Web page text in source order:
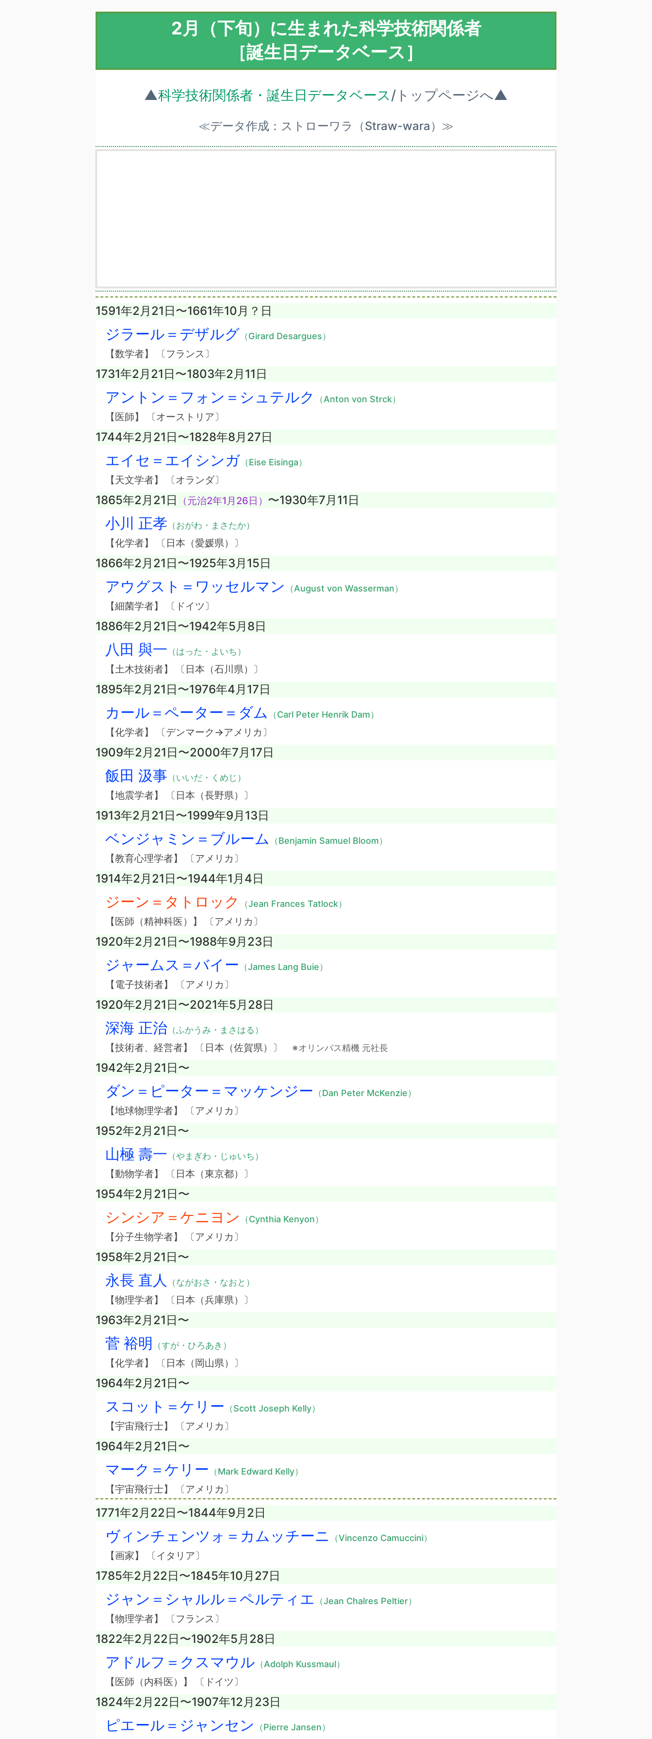
2月（下旬）に生まれた科学技術関係者
［誕生日データベース］
▲科学技術関係者・誕生日データベース/トップページへ▲
≪データ作成：ストローワラ（Straw-wara）≫
1591年2月21日〜1661年10月？日
ジラール＝デザルグ （Girard Desargues）
【数学者】 〔フランス〕
1731年2月21日〜1803年2月11日
アントン＝フォン＝シュテルク （Anton von Strck）
【医師】 〔オーストリア〕
1744年2月21日〜1828年8月27日
エイセ＝エイシンガ （Eise Eisinga）
【天文学者】 〔オランダ〕
1865年2月21日 （元治2年1月26日） 〜1930年7月11日
小川 正孝 （おがわ・まさたか）
【化学者】 〔日本（愛媛県）〕
1866年2月21日〜1925年3月15日
アウグスト＝ワッセルマン （August von Wasserman）
【細菌学者】 〔ドイツ〕
1886年2月21日〜1942年5月8日
八田 與一 （はった・よいち）
【土木技術者】 〔日本（石川県）〕
1895年2月21日〜1976年4月17日
カール＝ペーター＝ダム （Carl Peter Henrik Dam）
【化学者】 〔デンマーク→アメリカ〕
1909年2月21日〜2000年7月17日
飯田 汲事 （いいだ・くめじ）
【地震学者】 〔日本（長野県）〕
1913年2月21日〜1999年9月13日
ベンジャミン＝ブルーム （Benjamin Samuel Bloom）
【教育心理学者】 〔アメリカ〕
1914年2月21日〜1944年1月4日
ジーン＝タトロック （Jean Frances Tatlock）
【医師（精神科医）】 〔アメリカ〕
1920年2月21日〜1988年9月23日
ジャームス＝バイー （James Lang Buie）
【電子技術者】 〔アメリカ〕
1920年2月21日〜2021年5月28日
深海 正治 （ふかうみ・まさはる）
【技術者、経営者】 〔日本（佐賀県）〕 ※オリンパス精機 元社長
1942年2月21日〜
ダン＝ピーター＝マッケンジー （Dan Peter McKenzie）
【地球物理学者】 〔アメリカ〕
1952年2月21日〜
山極 壽一 （やまぎわ・じゅいち）
【動物学者】 〔日本（東京都）〕
1954年2月21日〜
シンシア＝ケニヨン （Cynthia Kenyon）
【分子生物学者】 〔アメリカ〕
1958年2月21日〜
永長 直人 （ながおさ・なおと）
【物理学者】 〔日本（兵庫県）〕
1963年2月21日〜
菅 裕明 （すが・ひろあき）
【化学者】 〔日本（岡山県）〕
1964年2月21日〜
スコット＝ケリー （Scott Joseph Kelly）
【宇宙飛行士】 〔アメリカ〕
1964年2月21日〜
マーク＝ケリー （Mark Edward Kelly）
【宇宙飛行士】 〔アメリカ〕
1771年2月22日〜1844年9月2日
ヴィンチェンツォ＝カムッチーニ （Vincenzo Camuccini）
【画家】 〔イタリア〕
1785年2月22日〜1845年10月27日
ジャン＝シャルル＝ペルティエ （Jean Chalres Peltier）
【物理学者】 〔フランス〕
1822年2月22日〜1902年5月28日
アドルフ＝クスマウル （Adolph Kussmaul）
【医師（内科医）】 〔ドイツ〕
1824年2月22日〜1907年12月23日
ピエール＝ジャンセン （Pierre Jansen）